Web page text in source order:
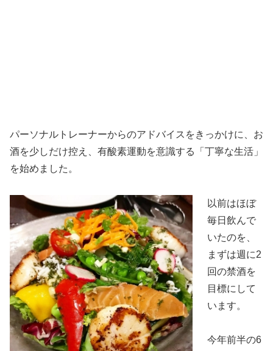
パーソナルトレーナーからのアドバイスをきっかけに、お
酒を少しだけ控え、有酸素運動を意識する「丁寧な生活」
を始めました。
以前はほぼ
毎日飲んで
いたのを、
まずは週に2
回の禁酒を
目標にして
います。
今年前半の6